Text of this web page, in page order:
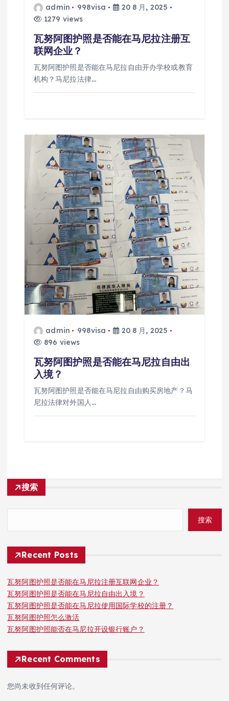
admin 998visa
20 8 月, 2025
1279 views
瓦努阿图护照是否能在马尼拉注册互
联网企业？
瓦努阿图护照是否能在马尼拉自由开办学校或教育
机构？马尼拉法律…
admin 998visa
20 8 月, 2025
896 views
瓦努阿图护照是否能在马尼拉自由出
入境？
瓦努阿图护照是否能在马尼拉自由购买房地产？马
尼拉法律对外国人…
搜索
搜索
Recent Posts
瓦努阿图护照是否能在马尼拉注册互联网企业？
瓦努阿图护照是否能在马尼拉自由出入境？
瓦努阿图护照是否能在马尼拉使用国际学校的注册？
瓦努阿图护照怎么激活
瓦努阿图护照能否在马尼拉开设银行账户？
Recent Comments
您尚未收到任何评论。